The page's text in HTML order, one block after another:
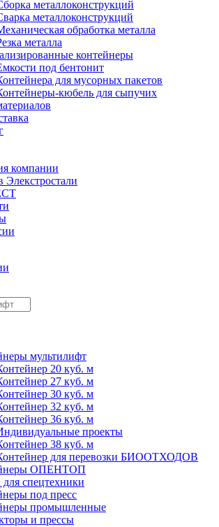
металлоконструкций
металлоконструкций
обработка металла
металла
контейнеры
под бентонит
для мусорных пакетов
кюбель для сыпучих
компании
Элекстростали
мультилифт
20 куб. м
27 куб. м
30 куб. м
32 куб. м
36 куб. м
проекты
38 куб. м
для перевозки БИООТХОДОВ
ОПЕНТОП
для спецтехники
под пресс
промышленные
и прессы